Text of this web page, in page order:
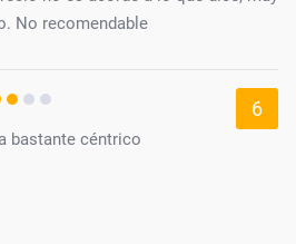
No recomendable
6
bastante céntrico